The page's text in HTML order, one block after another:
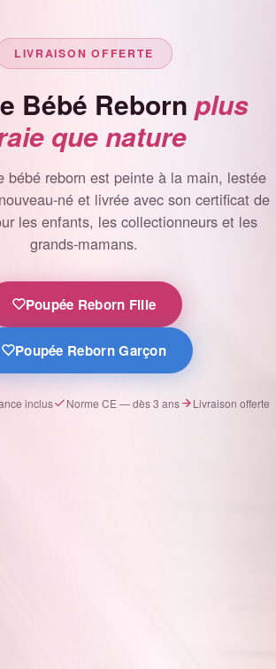
LIVRAISON OFFERTE
Bébé Reborn plus
que nature
bébé reborn est peinte à la main, lestée
né et livrée avec son certificat de
les enfants, les collectionneurs et les
grands-mamans.
Poupée Reborn Fille
Poupée Reborn Garçon
inclus Norme CE — dès 3 ans Livraison offerte